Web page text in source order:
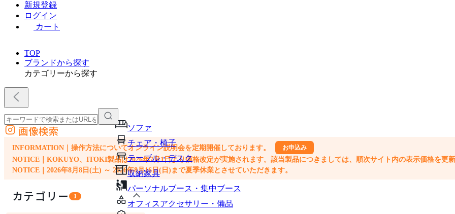
新規登録
ログイン
カート
TOP
ブランドから探す
カテゴリーから探す
ソファ
チェア・椅子
テーブル・デスク
収納家具
パーソナルブース・集中ブース
オフィスアクセサリー・備品
外部サイトの商品をカートに追加
他のサイトで見つけた商品ページのURLを貼り付けて、カートに追加できます
画像検索
INFORMATION｜操作方法についてオンライン説明会を定期開催しております。 お申込み
NOTICE｜KOKUYO、ITOKI製品は2026年7月1日より価格改定が実施されます。該当製品につきましては、順次サイト内の表示価格を更新
NOTICE｜2026年8月8日(土) ～ 2026年8月16日(日)まで夏季休業とさせていただきます。
カテゴリー 1